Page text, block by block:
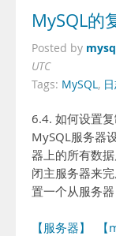
MySQL的
Posted by
UTC
Tags: MySQL,
6.4. 如何设置
MySQL服务器
器上的所有数
闭主服务器来
置一个从服务
【服务器】 【